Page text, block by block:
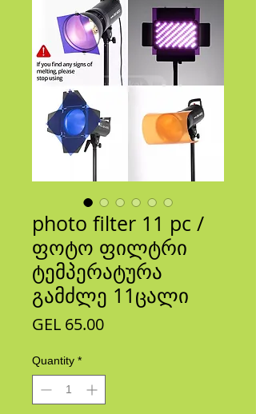
photo filter 11 pc /
ფოტო ფილტრი
ტემპერატურა
გამძლე 11ცალი
GEL 65.00Price
Quantity *